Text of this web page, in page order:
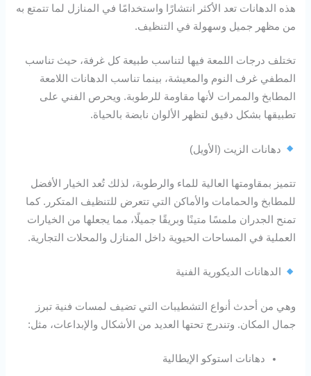
هذه الدهانات تعد الأكثر انتشارًا واستخدامًا في المنازل لما تتمتع به
من مظهر جميل وسهولة في التنظيف.
تختلف درجات اللمعة فيها لتناسب طبيعة كل غرفة، حيث تناسب
المطفي غرف النوم والمعيشة، بينما تناسب الدهانات اللامعة
المطابخ والممرات لأنها مقاومة للرطوبة. ويحرص الفني على
تطبيقها بشكل دقيق لتظهر الألوان نابضة بالحياة.
دهانات الزيت (الأويل)
تتميز بمقاومتها العالية للماء والرطوبة، لذلك تُعد الخيار الأفضل
للمطابخ والحمامات والأماكن التي تتعرض للتنظيف المتكرر. كما
تمنح الجدران ملمسًا متينًا وبريقًا جميلًا، مما يجعلها من الخيارات
العملية في المساحات الحيوية داخل المنازل والمحلات التجارية.
الدهانات الديكورية الفنية
وهي من أحدث أنواع التشطيبات التي تضيف لمسات فنية تبرز
جمال المكان. وتندرج تحتها العديد من الأشكال والإبداعات، مثل:
دهانات استوكو الإيطالية